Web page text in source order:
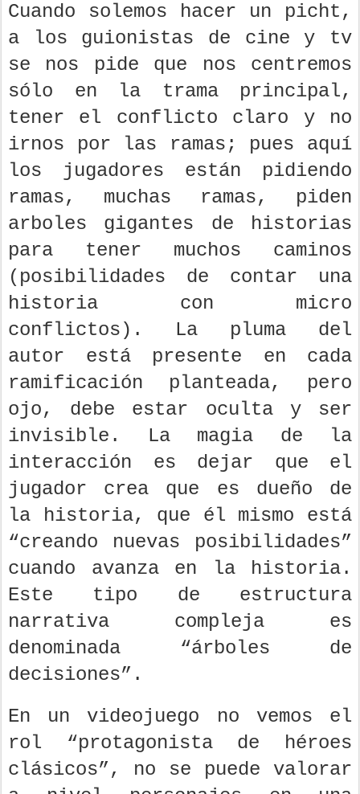
Cuando solemos hacer un picht,
a los guionistas de cine y tv
se nos pide que nos centremos
sólo en la trama principal,
tener el conflicto claro y no
irnos por las ramas; pues aquí
los jugadores están pidiendo
ramas, muchas ramas, piden
arboles gigantes de historias
para tener muchos caminos
(posibilidades de contar una
historia con micro
conflictos). La pluma del
autor está presente en cada
ramificación planteada, pero
ojo, debe estar oculta y ser
invisible. La magia de la
interacción es dejar que el
jugador crea que es dueño de
la historia, que él mismo está
“creando nuevas posibilidades”
cuando avanza en la historia.
Este tipo de estructura
narrativa compleja es
denominada “árboles de
decisiones”.
En un videojuego no vemos el
rol “protagonista de héroes
clásicos”, no se puede valorar